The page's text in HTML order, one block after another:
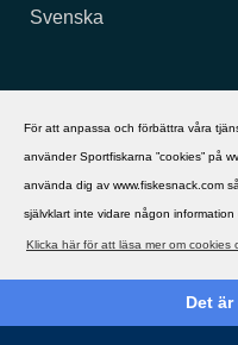
För att anpassa och förbättra våra
använder Sportfiskarna ”cookies” på
använda dig av www.fiskesnack.com
självklart inte vidare någon information
Klicka här för att läsa mer om cookies
Det är
Svenska
Copyright ©2002 - 2021,
Copyright ©
All